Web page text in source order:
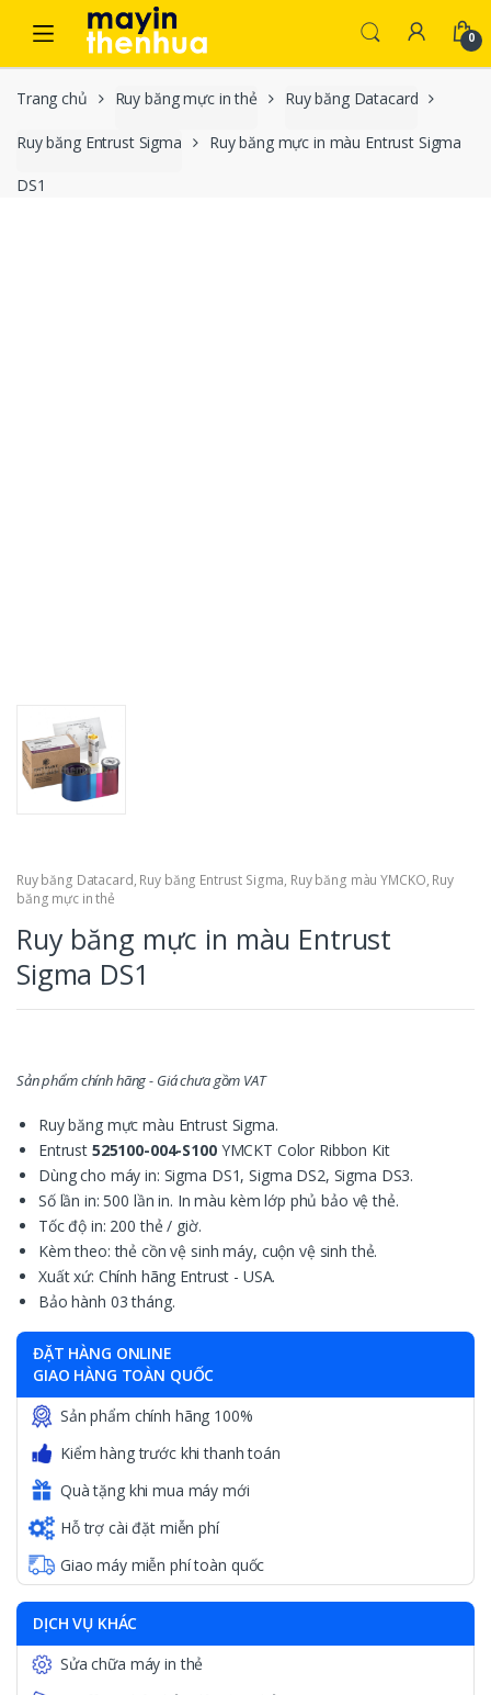
Skip to navigation
Skip to content
0
Trang chủ Ruy băng mực in thẻ Ruy băng Datacard
Ruy băng Entrust Sigma Ruy băng mực in màu Entrust Sigma
DS1
Ruy băng Datacard, Ruy băng Entrust Sigma, Ruy băng màu YMCKO, Ruy
băng mực in thẻ
Ruy băng mực in màu Entrust
Sigma DS1
Sản phẩm chính hãng - Giá chưa gồm VAT
Ruy băng mực màu Entrust Sigma.
Entrust 525100-004-S100YMCKT Color Ribbon Kit
Dùng cho máy in: Sigma DS1, Sigma DS2, Sigma DS3.
Số lần in: 500 lần in. In màu kèm lớp phủ bảo vệ thẻ.
Tốc độ in: 200 thẻ / giờ.
Kèm theo: thẻ cồn vệ sinh máy, cuộn vệ sinh thẻ.
Xuất xứ: Chính hãng Entrust - USA.
Bảo hành 03 tháng.
ĐẶT HÀNG ONLINE
GIAO HÀNG TOÀN QUỐC
Sản phẩm chính hãng 100%
Kiểm hàng trước khi thanh toán
Quà tặng khi mua máy mới
Hỗ trợ cài đặt miễn phí
Giao máy miễn phí toàn quốc
DỊCH VỤ KHÁC
Sửa chữa máy in thẻ